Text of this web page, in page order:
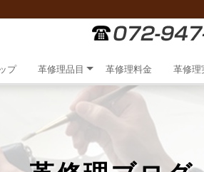
プ 革修理品目 革修理料金 革修理